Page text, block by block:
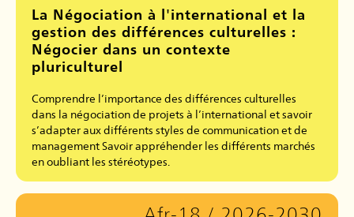
La Négociation à l'international et la
gestion des différences culturelles :
Négocier dans un contexte
pluriculturel
Comprendre l’importance des différences culturelles
dans la négociation de projets à l’international et savoir
s’adapter aux différents styles de communication et de
management Savoir appréhender les différents marchés
en oubliant les stéréotypes.